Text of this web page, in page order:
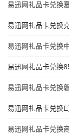
易迅网礼品卡兑换
易迅网礼品卡兑换
易迅网礼品卡兑换
易迅网礼品卡兑换
易迅网礼品卡兑换
易迅网礼品卡兑换
易迅网礼品卡兑换